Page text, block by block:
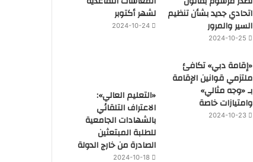
اتحادي جديد بشأن تنظيم
السير والمرور
2024-10-25
لشهر أكتوبر
2024-10-24
«إقامة دبي» تكافئ
ملتزمي قوانين الإقامة
بـ «وجه مثالي»
وامتيازات خاصة
2024-10-23
«التعليم العالي»:
الاعتراف التلقائي
بالشهادات الجامعية
للطلبة المبتعثين
الصادرة من خارج الدولة
2024-10-18